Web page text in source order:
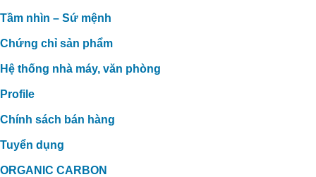
Tầm nhìn – Sứ mệnh
Chứng chỉ sản phẩm
Hệ thống nhà máy, văn phòng
Profile
Chính sách bán hàng
Tuyển dụng
ORGANIC CARBON